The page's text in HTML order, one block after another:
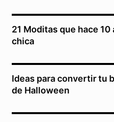
21 Moditas que hace
chica
Ideas para convertir tu
de Halloween